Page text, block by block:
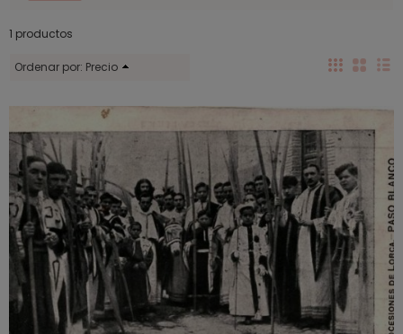
1 productos
Ordenar por: Precio